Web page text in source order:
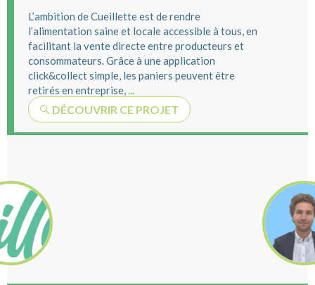
L’ambition de Cueillette est de rendre
l’alimentation saine et locale accessible à tous, en
facilitant la vente directe entre producteurs et
consommateurs. Grâce à une application
click&collect simple, les paniers peuvent être
retirés en entreprise,...
DÉCOUVRIR CE PROJET